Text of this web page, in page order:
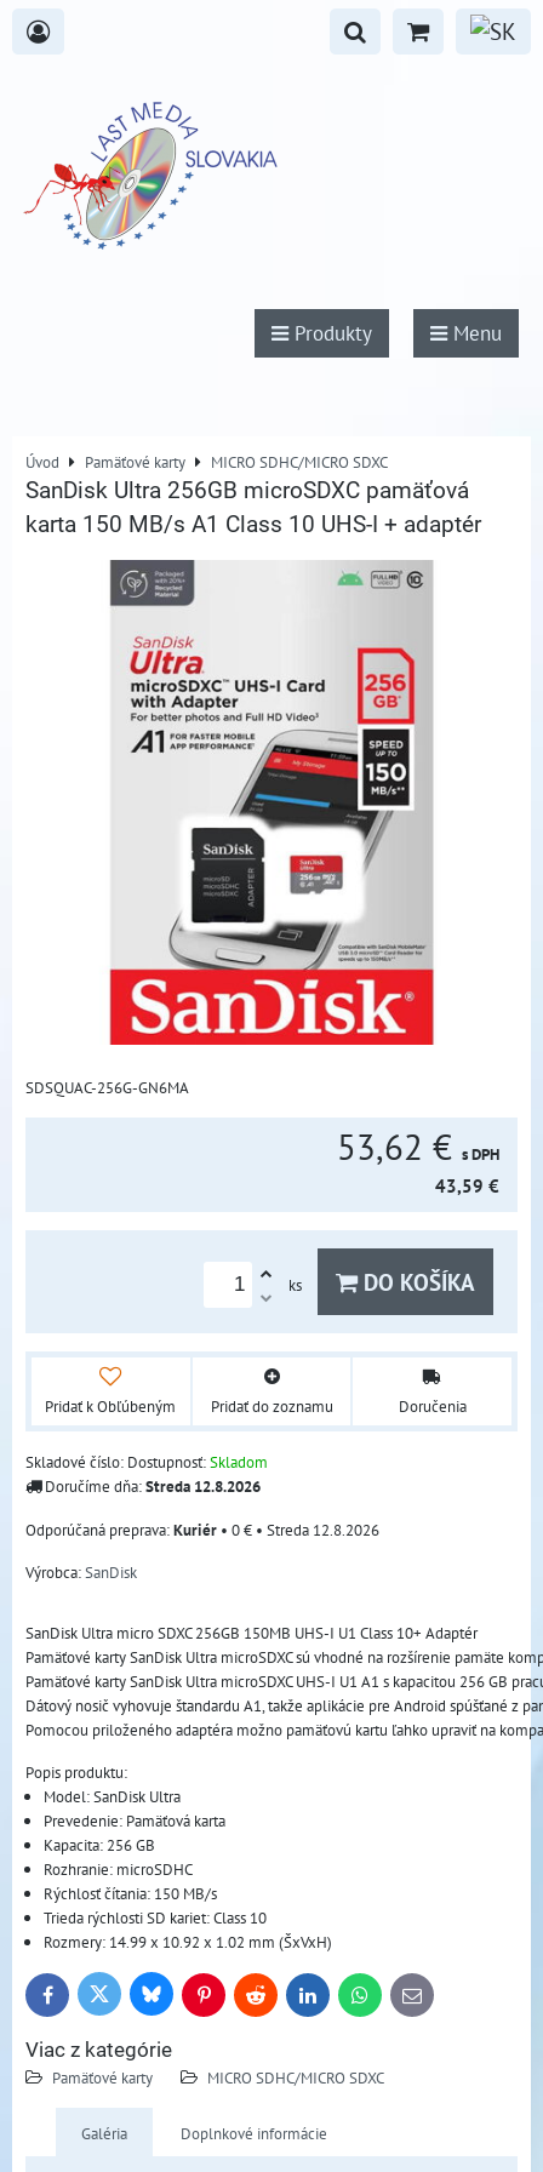
Produkty Menu
Úvod Pamäťové karty MICRO SDHC/MICRO SDXC
SanDisk Ultra 256GB microSDXC pamäťová
karta 150 MB/s A1 Class 10 UHS-I + adaptér
SDSQUAC-256G-GN6MA
53,62 € s DPH
43,59 €
ks DO KOŠÍKA
Pridať k Obľúbeným Pridať do zoznamu Doručenia
Skladové číslo: Dostupnosť:Skladom
Doručíme dňa:Streda 12.8.2026
Kuriér • 0 € • Streda 12.8.2026
Výrobca:SanDisk
SanDisk Ultra micro SDXC 256GB 150MB UHS-I U1 Class 10+ Adaptér
Pamäťové karty SanDisk Ultra microSDXC sú vhodné na rozšírenie pamäte
Pamäťové karty SanDisk Ultra microSDXC UHS-I U1 A1 s kapacitou 256 GB
Dátový nosič vyhovuje štandardu A1, takže aplikácie pre Android spúšťané z
Pomocou priloženého adaptéra možno pamäťovú kartu ľahko upraviť na
Popis produktu:
Model: SanDisk Ultra
Prevedenie: Pamäťová karta
Kapacita: 256 GB
Rozhranie: microSDHC
Rýchlosť čítania: 150 MB/s
Trieda rýchlosti SD kariet: Class 10
Rozmery: 14.99 x 10.92 x 1.02 mm (ŠxVxH)
FacebookTwitter BlueskyPinterestReddit LinkedInWhatsApp
E-
mail
Viac z kategórie
Pamäťové karty MICRO SDHC/MICRO SDXC
Galéria Doplnkové informácie